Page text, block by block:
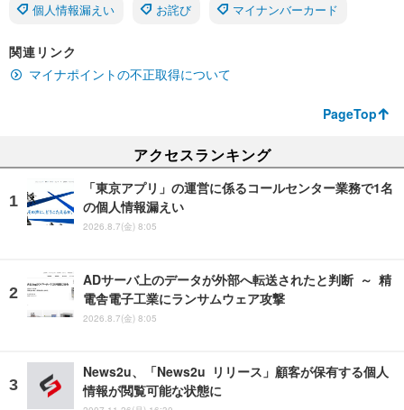
個人情報漏えい お詫び マイナンバーカード
関連リンク
マイナポイントの不正取得について
PageTop
アクセスランキング
「東京アプリ」の運営に係るコールセンター業務で1名
の個人情報漏えい
2026.8.7(金) 8:05
ADサーバ上のデータが外部へ転送されたと判断 ～ 精
電舎電子工業にランサムウェア攻撃
2026.8.7(金) 8:05
News2u、「News2u リリース」顧客が保有する個人
情報が閲覧可能な状態に